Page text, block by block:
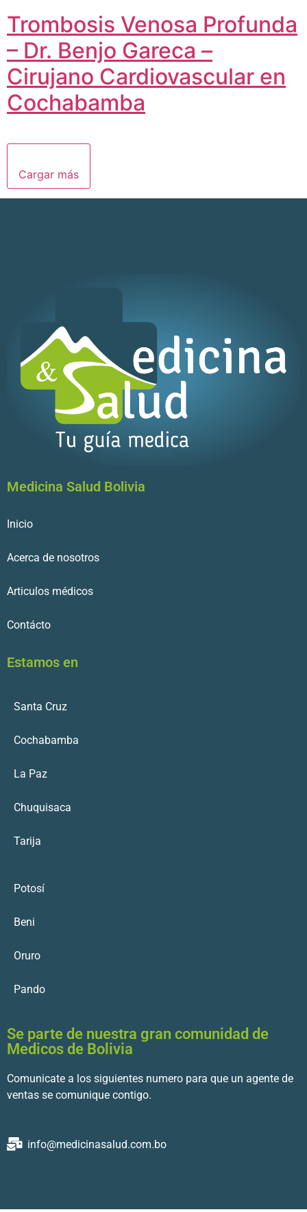
Trombosis Venosa Profunda
– Dr. Benjo Gareca –
Cirujano Cardiovascular en
Cochabamba
Cargar más
Medicina Salud Bolivia
Inicio
Acerca de nosotros
Articulos médicos
Contácto
Estamos en
Santa Cruz
Cochabamba
La Paz
Chuquisaca
Tarija
Potosí
Beni
Oruro
Pando
Se parte de nuestra gran comunidad de
Medicos de Bolivia
Comunicate a los siguientes numero para que un agente de
ventas se comunique contigo.
info@medicinasalud.com.bo